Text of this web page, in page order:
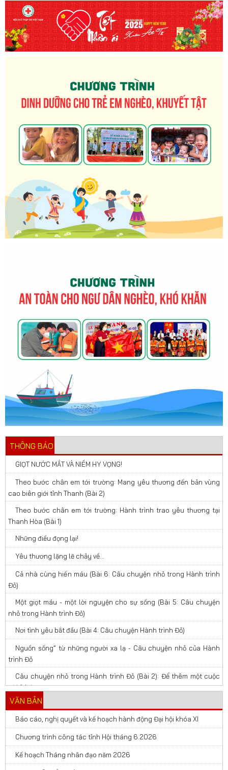
THÔNG BÁO
GIỌT NƯỚC MẮT VÀ NIỀM HY VỌNG!
Theo bước chân em tới trường: Mang yêu thương đến bản vùng
cao biên giới tỉnh Thanh (Bài 2)
Theo bước chân em tới trường: Hành trình trao yêu thương tại
Thanh Hòa (Bài 1)
Những điều đọng lại!
Yêu thương lặng lẽ chảy về…
Cả nhà cùng hiến máu (Bài 6: Câu chuyện nhỏ trong Hành trình
Đỏ)
Một giọt máu - một lời nguyện cho sự sống (Bài 5: Câu chuyện
nhỏ trong Hành trình Đỏ)
Nơi tình yêu bắt đầu (Bài 4: Câu chuyện Hành trình Đỏ)
Nguồn sống” từ những người xa lạ - Câu chuyện nhỏ của Hành
trình Đỏ
Câu chuyện nhỏ trong Hành trình Đỏ (Bài 2): Để thêm một cuộc
đời ở lại
VĂN BẢN
Báo cáo, nghị quyết và kế hoạch hành động Đại hội khóa XI
Chương trình công tác tỉnh Hội tháng 6.2026
Kế hoạch Tháng nhân đạo năm 2026